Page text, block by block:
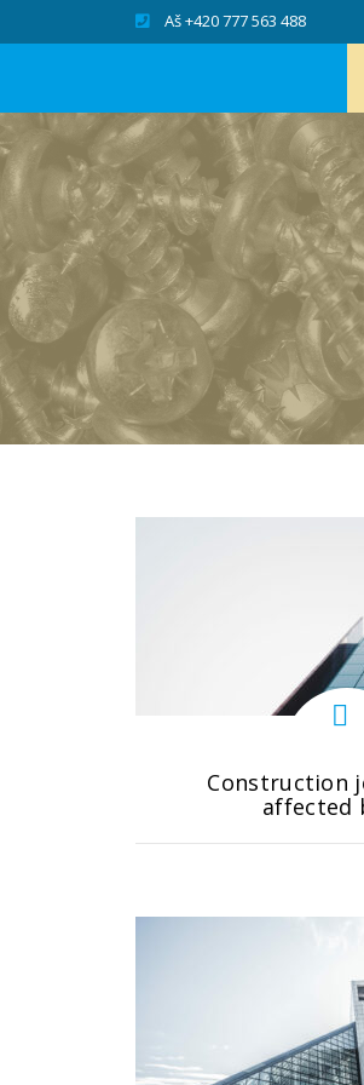
Aš +420 777 563 488
Construction
affected